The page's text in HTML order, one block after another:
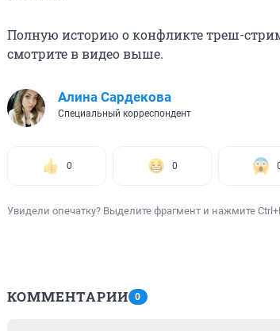
Полную историю о конфликте треш-
смотрите в видео выше.
Алина Сардекова
Специальный корреспондент
0 0
Увидели опечатку? Выделите фрагмент и нажмите
КОММЕНТАРИИ 0